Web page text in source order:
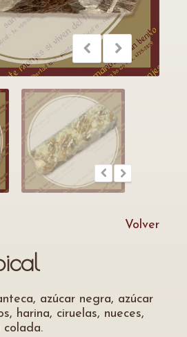
Volver
azúcar negra, azúcar
harina, ciruelas, nueces,
colada.